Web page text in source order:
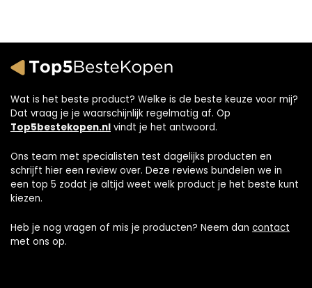
Wat is het beste product? Welke is de beste keuze voor mij?
Dat vraag je je waarschijnlijk regelmatig af. Op
Top5bestekopen.nl vindt je het antwoord.
Ons team met specialisten test dagelijks producten en
schrijft hier een review over. Deze reviews bundelen we in
een top 5 zodat je altijd weet welk product je het beste kunt
kiezen.
Heb je nog vragen of mis je producten? Neem dan contact
met ons op.